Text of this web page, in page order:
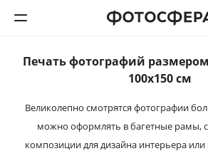
Фотокниги
Календари
Печать фотографий размером
100x150 см
Великолепно смотрятся фотографии
можно оформлять в багетные рамы,
композиции для дизайна интерьера